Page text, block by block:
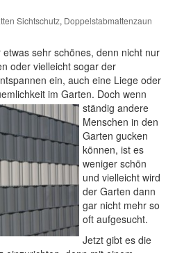
Sichtschutz, Doppelstabmattenzaun
sehr schönes, denn nicht nur
oder vielleicht sogar der
ein, auch eine Liege oder
im Garten. Doch wenn
ständig andere
Menschen in den
Garten gucken
können, ist es
weniger schön
und vielleicht wird
der Garten dann
gar nicht mehr so
oft aufgesucht.
Jetzt gibt es die